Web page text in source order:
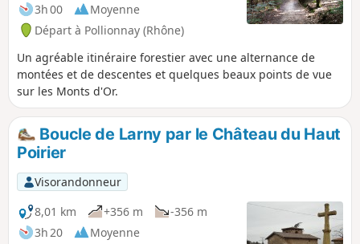
3h 00
Moyenne
Départ à Pollionnay (Rhône)
Un agréable itinéraire forestier avec une alternance de
montées et de descentes et quelques beaux points de vue
sur les Monts d'Or.
Boucle de Larny par le Château du Haut
Poirier
Visorandonneur
8,01 km
+356 m
-356 m
3h 20
Moyenne